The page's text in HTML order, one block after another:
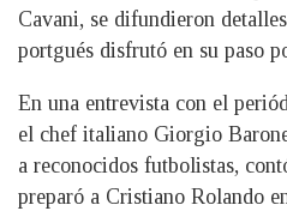
Cavani, se difundieron
portgués disfrutó en su paso
En una entrevista con el
el chef italiano Giorgio
a reconocidos futbolistas,
preparó a Cristiano Rolando